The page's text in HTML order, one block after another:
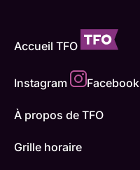
Accueil TFO
Instagram Facebook
À propos de TFO
Grille horaire